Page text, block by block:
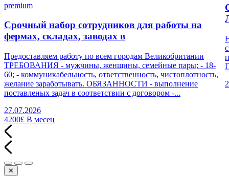
premium
Срочный набор сотрудников для работы на
фермах, складах, заводах в
Предоставляем работу по всем городам Великобритании
ТРЕБОВАНИЯ - мужчины, женщины, семейные пары; - 18-
60; - коммуникабельность, ответственность, чистоплотность,
желание заработывать. ОБЯЗАННОСТИ - выполнение
поставленых задач в соответствии с договором -...
27.07.2026
4200£ В месец
✕